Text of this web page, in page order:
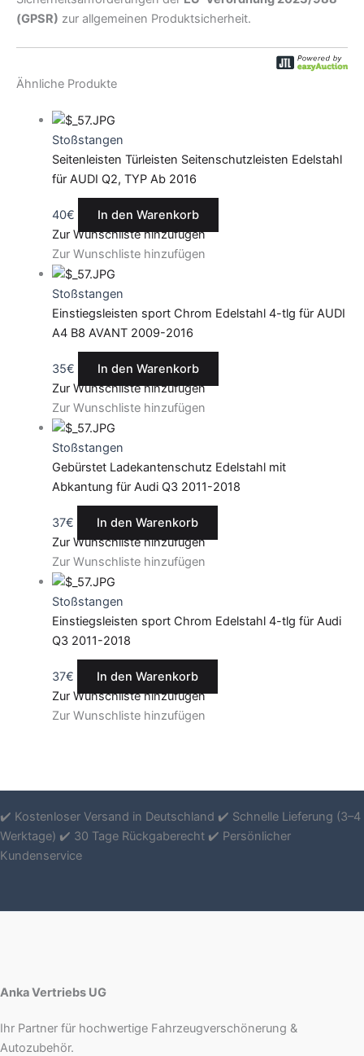
(GPSR) zur allgemeinen Produktsicherheit.
Ähnliche Produkte
Stoßstangen
Seitenleisten Türleisten Seitenschutzleisten Edelstahl
für AUDI Q2, TYP Ab 2016
40€
In den Warenkorb
Zur Wunschliste hinzufügen
Zur Wunschliste hinzufügen
Stoßstangen
Einstiegsleisten sport Chrom Edelstahl 4-tlg für AUDI
A4 B8 AVANT 2009-2016
35€
In den Warenkorb
Zur Wunschliste hinzufügen
Zur Wunschliste hinzufügen
Stoßstangen
Gebürstet Ladekantenschutz Edelstahl mit
Abkantung für Audi Q3 2011-2018
37€
In den Warenkorb
Zur Wunschliste hinzufügen
Zur Wunschliste hinzufügen
Stoßstangen
Einstiegsleisten sport Chrom Edelstahl 4-tlg für Audi
Q3 2011-2018
37€
In den Warenkorb
Zur Wunschliste hinzufügen
Zur Wunschliste hinzufügen
✔️ Kostenloser Versand in Deutschland ✔️ Schnelle Lieferung (3–4
Werktage) ✔️ 30 Tage Rückgaberecht ✔️ Persönlicher
Kundenservice
Anka Vertriebs UG
Ihr Partner für hochwertige Fahrzeugverschönerung &
Autozubehör.